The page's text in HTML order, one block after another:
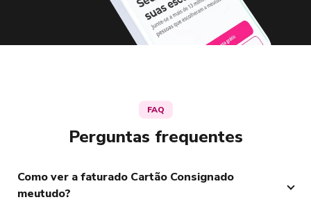
FAQ
Perguntas frequentes
Como ver a faturado Cartão Consignado
meutudo?